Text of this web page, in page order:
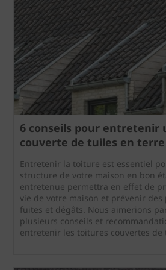
6 conseils pour entretenir
couverte de tuiles en
Entretenir la toiture est essentiel
structure de votre maison en bon
entretenue permettra en effet de
vie de votre maison et prévenir
fuites et dégâts. Nous aimerions
plusieurs conseils et
entretenir les toitures couvertes